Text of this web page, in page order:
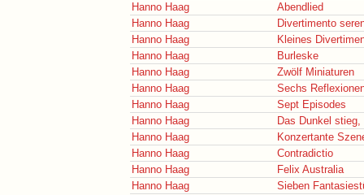
Hanno Haag
Abendlied
Hanno Haag
Divertimento
Hanno Haag
Kleines
Hanno Haag
Burleske
Hanno Haag
Zwölf Miniaturen
Hanno Haag
Sechs
Hanno Haag
Sept Episodes
Hanno Haag
Das Dunkel
Hanno Haag
Konzertante
Hanno Haag
Contradictio
Hanno Haag
Felix Australia
Hanno Haag
Sieben